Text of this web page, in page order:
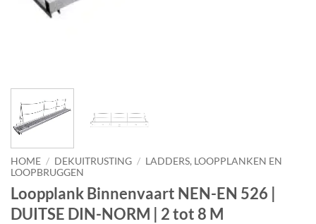
HOME / DEKUITRUSTING / LADDERS, LOOPPLANKEN EN
LOOPBRUGGEN
Loopplank Binnenvaart NEN-EN 526 |
DUITSE DIN-NORM | 2 tot 8 M